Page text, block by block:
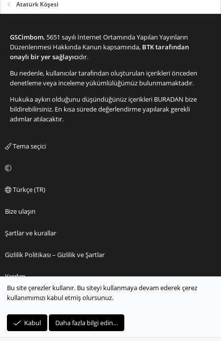
Atatürk Köşesi
GSCimbom, 5651 sayılı İnternet Ortamında Yapılan Yayınların
Düzenlenmesi Hakkında Kanun kapsamında, BTK tarafından
onaylı bir yer sağlayıcıdır.
Bu nedenle, kullanıcılar tarafından oluşturulan içerikleri önceden
denetleme veya inceleme yükümlülüğümüz bulunmamaktadır.
Hukuka aykırı olduğunu düşündüğünüz içerikleri BURADAN bize
bildirebilirsiniz. En kısa sürede değerlendirme yapılarak gerekli
adımlar atılacaktır.
Tema seçici
Türkçe (TR)
Bize ulaşın
Şartlar ve kurallar
Gizlilik Politikası – Gizlilik ve Şartlar
Yardım
Ana sayfa
S
S
Bu site çerezler kullanır. Bu siteyi kullanmaya devam ederek çerez
kullanımımızı kabul etmiş olursunuz.
Kabul Daha fazla bilgi edin…